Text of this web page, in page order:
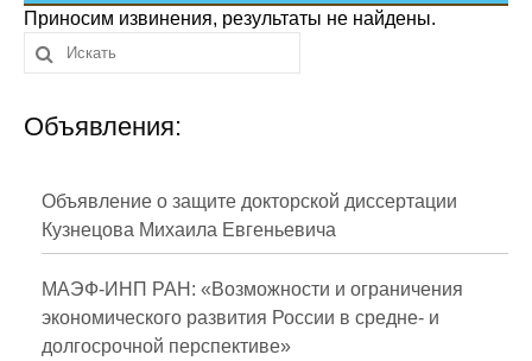
Сотрудники
Отчетность
Противодействие коррупции
Публикации
Научная жизнь
Издания
Приносим извинения, результаты не найдены.
Объявления:
Объявление о защите докторской диссертации
Кузнецова Михаила Евгеньевича
МАЭФ-ИНП РАН: «Возможности и ограничения
экономического развития России в средне- и
долгосрочной перспективе»